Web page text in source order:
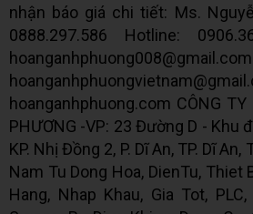
nhận báo giá chi tiết: Ms.
0888.297.586 Hotline:
hoanganhphuong.com CÔNG
PHƯƠNG -VP: 23 Đường D - Khu
KP. Nhị Đồng 2, P. Dĩ An, TP. Dĩ
Nam Tu Dong Hoa, DienTu, Thiet
Hang, Nhap Khau, Gia Tot,